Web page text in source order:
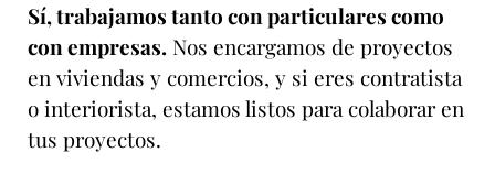
Sí, trabajamos tanto con particulares como
con empresas. Nos encargamos de proyectos
en viviendas y comercios, y si eres contratista
o interiorista, estamos listos para colaborar en
tus proyectos.